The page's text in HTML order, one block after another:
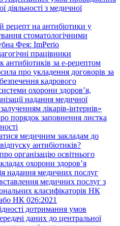
діяльності з медичної
рецепт на антибіотики у
стоматологічними
Фея: ImPerio
працівники
антибіотиків за е-рецептом
про укладення договорів за
кадрового
охорони здоров’я,
надання медичної
лікарів-інтернів»
порядок заповнення листка
медичним закладам до
антибіотиків?
організацію освітнього
охорони здоров’я
надання медичних послуг
медичних послуг з
класифікаторів НК
НК 026:2021
дотримання умов
даних до центральної